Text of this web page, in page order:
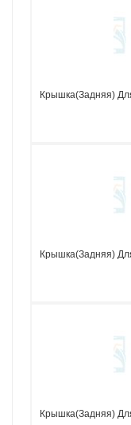
Крышка(задняя)
Крышка(задняя)
Крышка(задняя)